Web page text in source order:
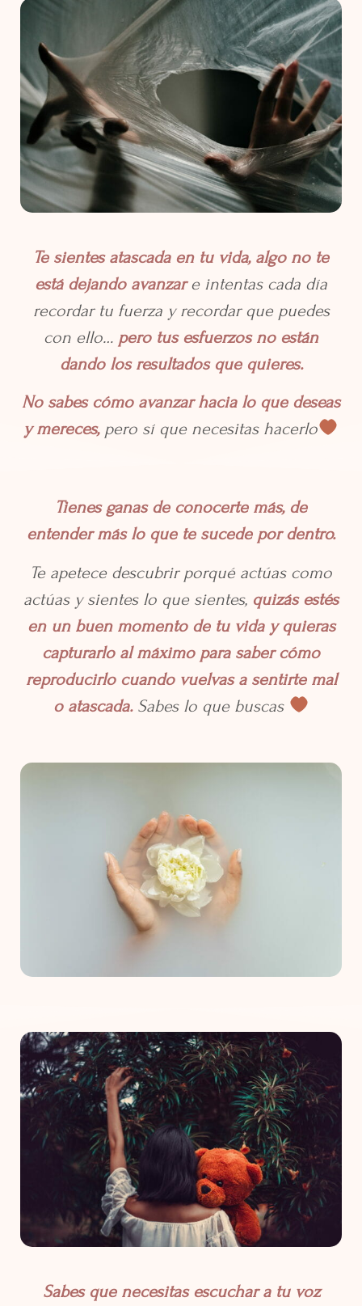
Te sientes atascada en tu vida, algo no te
está dejando avanzare intentas cada día
recordar tu fuerza y recordar que puedes
con ello… pero tus esfuerzos no están
dando los resultados que quieres.
No sabes cómo avanzar hacia lo que deseas
y mereces, pero sí que necesitas hacerlo
Tienes ganas de conocerte más, de
entender más lo que te sucede por dentro.
Te apetece descubrir porqué actúas como
actúas y sientes lo que sientes, quizás estés
en un buen momento de tu vida y quieras
capturarlo al máximo para saber cómo
reproducirlo cuando vuelvas a sentirte mal
o atascada. Sabes lo que buscas
Sabes que necesitas escuchar a tu voz